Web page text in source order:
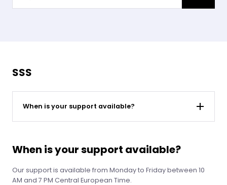
SSS
When is your support available?
When is your support available?
Our support is available from Monday to Friday between 10
AM and 7 PM Central European Time.